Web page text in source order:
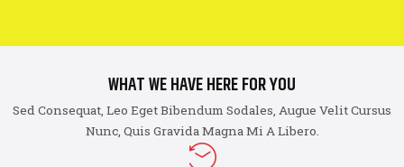
WHAT WE HAVE HERE FOR YOU
Sed Consequat, Leo Eget Bibendum Sodales, Augue Velit Cursus
Nunc, Quis Gravida Magna Mi A Libero.